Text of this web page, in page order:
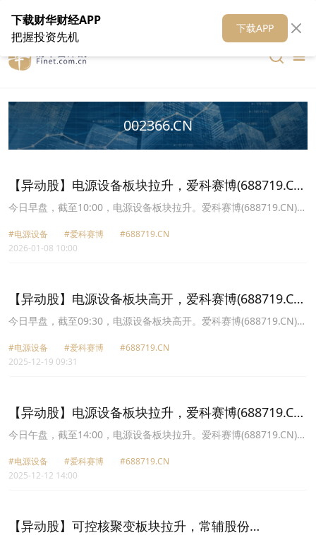
在线客服 关于我们 财华媒体矩阵 财华智库
002366.CN
【异动股】电源设备板块拉升，爱科赛博(688719.CN)
涨10.34%
今日早盘，截至10:00，电源设备板块拉升。爱科赛博(688719.CN)涨
电源(300153.CN)涨6.56%报33.16元，海陆重工(002255.CN)涨
6.26%报14.42元，ST华西(002630.CN)涨5.16%报2.65元，上海电气
#电源设备 #爱科赛博
#688719.CN
2026-01-08 10:00
【异动股】电源设备板块高开，爱科赛博(688719.CN)
涨12.14%
今日早盘，截至09:30，电源设备板块高开。爱科赛博(688719.CN)涨
电气(002364.CN)涨6.64%报24.74元，英杰电气(300820.CN)涨
4.22%报48.89元，融发核电(002366.CN)涨3.93%报7.41元，西子洁
#电源设备 #爱科赛博
#688719.CN
2025-12-19 09:31
【异动股】电源设备板块拉升，爱科赛博(688719.CN)
涨12.24%
今日午盘，截至14:00，电源设备板块拉升。爱科赛博(688719.CN)涨
重工(002255.CN)涨10.01%报13.3元，西子洁能(002534.CN)涨
7.78%报17.17元，欧陆通(300870.CN)涨7.00%报215.08元，华光环
#电源设备 #爱科赛博
#688719.CN
2025-12-12 14:00
【异动股】可控核聚变板块拉升，常辅股份
下载财华财经APP
把握投资先机
下载APP